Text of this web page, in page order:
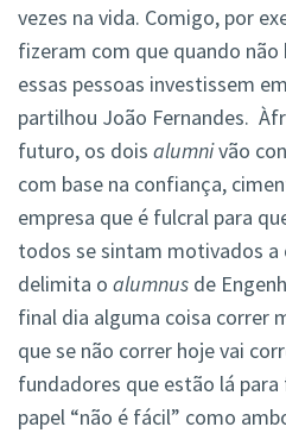
vezes na vida. Comigo, por
fizeram com que quando
essas pessoas investissem
partilhou João Fernandes.
futuro, os dois alumnivão
com base na confiança,
empresa que é fulcral para
todos se sintam motivados a
delimita o alumnus de
final dia alguma coisa correr
que se não correr hoje vai
fundadores que estão lá
papel “não é fácil” como